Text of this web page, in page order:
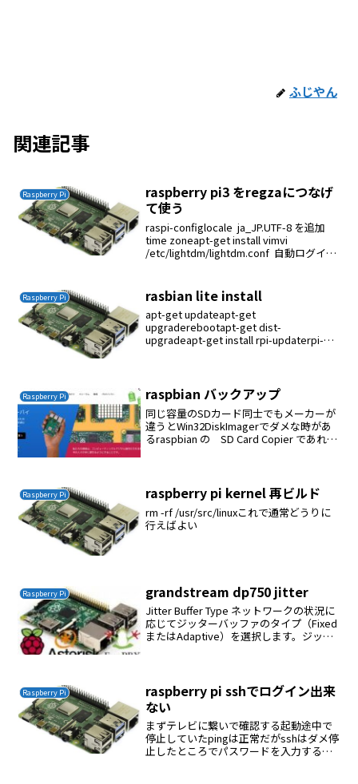
ふじやん
関連記事
Raspberry Pi
raspberry pi3 をregzaにつなげ
て使う
raspi-configlocale ja_JP.UTF-8 を追加
time zoneapt-get install vimvi
/etc/lightdm/lightdm.conf 自動ログイン
Raspberry Pi rasbian lite install
apt-get updateapt-get
upgraderebootapt-get dist-
upgradeapt-get install rpi-updaterpi-
Raspberry Pi raspbian バックアップ
同じ容量のSDカード同士でもメーカーが
違うとWin32DiskImagerでダメな時があ
るraspbian の SD Card Copier であれ
Raspberry Pi raspberry pi kernel 再ビルド
rm -rf /usr/src/linuxこれで通常どうりに
行えばよい
Raspberry Pi grandstream dp750 jitter
Jitter Buffer Type ネットワークの状況に
応じてジッターバッファのタイプ（Fixed
またはAdaptive）を選択します。ジッタ
Raspberry Pi
raspberry pi sshでログイン出来
ない
まずテレビに繋いで確認する起動途中で
停止していたpingは正常だがsshはダメ停
止したところでパスワードを入力すると